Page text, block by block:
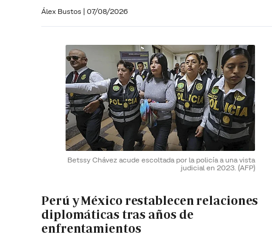
Álex Bustos | 07/08/2026
Betssy Chávez acude escoltada por la policía a una vista
judicial en 2023. (AFP)
Perú y México restablecen relaciones
diplomáticas tras años de
enfrentamientos